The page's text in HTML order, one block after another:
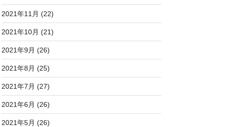
2021年11月 (22)
2021年10月 (21)
2021年9月 (26)
2021年8月 (25)
2021年7月 (27)
2021年6月 (26)
2021年5月 (26)